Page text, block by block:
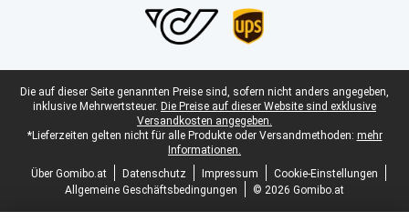
Juristische Fußzeile
Die auf dieser Seite genannten Preise sind, sofern nicht anders angegeben,
inklusive Mehrwertsteuer. Die Preise auf dieser Website sind exklusive
Versandkosten angegeben.
*Lieferzeiten gelten nicht für alle Produkte oder Versandmethoden: mehr
Informationen.
Über Gomibo.at
Datenschutz Impressum
Cookie-Einstellungen
Allgemeine Geschäftsbedingungen
© 2026 Gomibo.at